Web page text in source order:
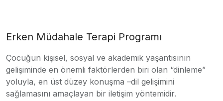
Erken Müdahale Terapi Programı
Çocuğun kişisel, sosyal ve akademik yaşantısının
gelişiminde en önemli faktörlerden biri olan “dinleme”
yoluyla, en üst düzey konuşma –dil gelişimini
sağlamasını amaçlayan bir iletişim yöntemidir.